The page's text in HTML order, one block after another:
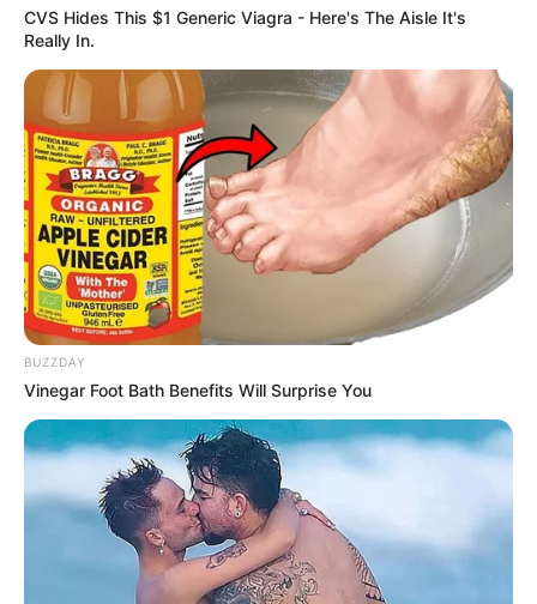
CVS Hides This $1 Generic Viagra - Here's The Aisle It's
Really In.
BUZZDAY
Vinegar Foot Bath Benefits Will Surprise You